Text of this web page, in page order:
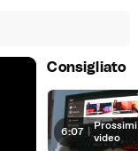
Consigliato
6:07
Prossimi
video